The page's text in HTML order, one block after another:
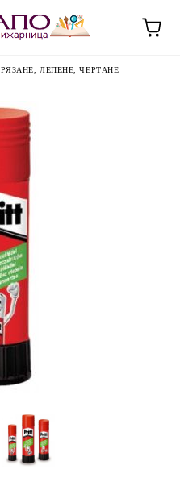
РЯЗАНЕ, ЛЕПЕНЕ, ЧЕРТАНЕ